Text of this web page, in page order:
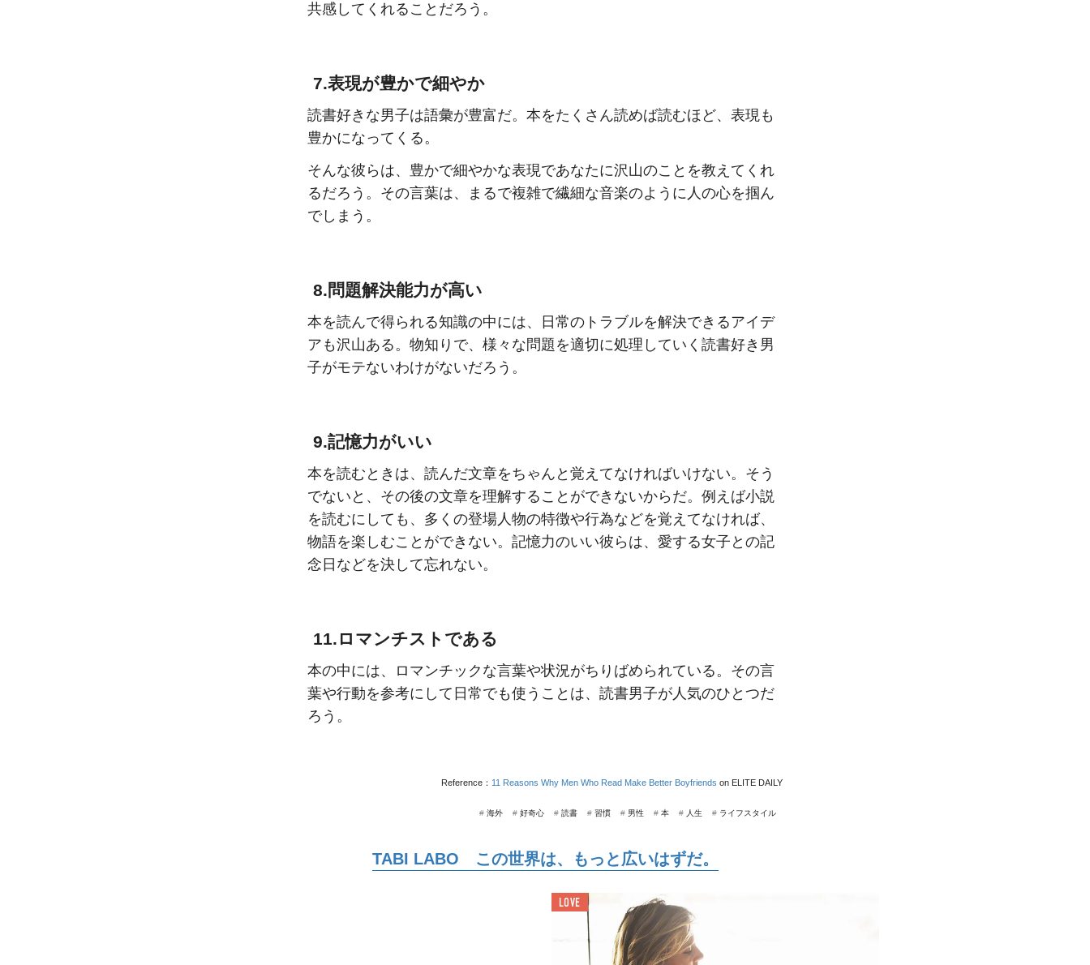
共感してくれることだろう。
7.表現が豊かで細やか
読書好きな男子は語彙が豊富だ。本をたくさん読めば読むほど、表現も
豊かになってくる。
そんな彼らは、豊かで細やかな表現であなたに沢山のことを教えてくれ
るだろう。その言葉は、まるで複雑で繊細な音楽のように人の心を掴ん
でしまう。
8.問題解決能力が高い
本を読んで得られる知識の中には、日常のトラブルを解決できるアイデ
アも沢山ある。物知りで、様々な問題を適切に処理していく読書好き男
子がモテないわけがないだろう。
9.記憶力がいい
本を読むときは、読んだ文章をちゃんと覚えてなければいけない。そう
でないと、その後の文章を理解することができないからだ。例えば小説
を読むにしても、多くの登場人物の特徴や行為などを覚えてなければ、
物語を楽しむことができない。記憶力のいい彼らは、愛する女子との記
念日などを決して忘れない。
11.ロマンチストである
本の中には、ロマンチックな言葉や状況がちりばめられている。その言
葉や行動を参考にして日常でも使うことは、読書男子が人気のひとつだ
ろう。
Reference： 11 Reasons Why Men Who Read Make Better Boyfriends on ELITE DAILY
# ライフスタイル
# 人生
# 本
# 男性
# 習慣
# 読書
# 好奇心
# 海外
TABI LABO この世界は、もっと広いはずだ。
LOVE